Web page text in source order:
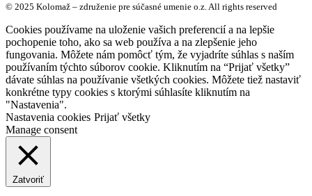
© 2025 Kolomaž – združenie pre súčasné umenie o.z. All rights reserved
Cookies používame na uloženie vašich preferencií a na lepšie
pochopenie toho, ako sa web používa a na zlepšenie jeho
fungovania. Môžete nám pomôcť tým, že vyjadríte súhlas s naším
používaním týchto súborov cookie. Kliknutím na “Prijať všetky”
dávate súhlas na používanie všetkých cookies. Môžete tiež nastaviť
konkrétne typy cookies s ktorými súhlasíte kliknutím na
"Nastavenia".
Nastavenia cookies Prijať všetky
Manage consent
Zatvoriť